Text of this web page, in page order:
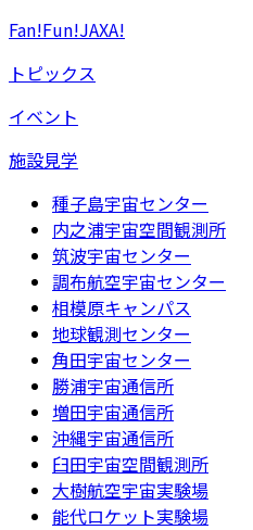
Fan!Fun!JAXA!
トピックス
イベント
施設見学
種子島宇宙センター
内之浦宇宙空間観測所
筑波宇宙センター
調布航空宇宙センター
相模原キャンパス
地球観測センター
角田宇宙センター
勝浦宇宙通信所
増田宇宙通信所
沖縄宇宙通信所
臼田宇宙空間観測所
大樹航空宇宙実験場
能代ロケット実験場